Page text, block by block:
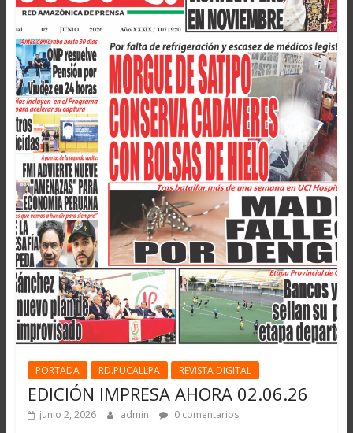
PORTADA RD.PUCALLPA REVISTA DIGITAL
EDICIÓN IMPRESA AHORA 02.06.26
junio 2, 2026 admin 0 comentarios